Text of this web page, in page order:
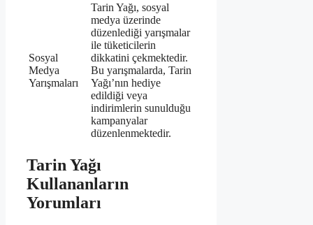
Sosyal
Medya
Yarışmaları
Tarin Yağı, sosyal
medya üzerinde
düzenlediği yarışmalar
ile tüketicilerin
dikkatini çekmektedir.
Bu yarışmalarda, Tarin
Yağı’nın hediye
edildiği veya
indirimlerin sunulduğu
kampanyalar
düzenlenmektedir.
Tarin Yağı
Kullananların
Yorumları